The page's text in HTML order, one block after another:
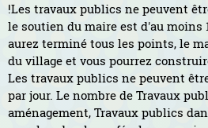
!Les travaux publics ne peuvent
le soutien du maire est d'au moins
aurez terminé tous les points, le
du village et vous pourrez
Les travaux publics ne peuvent
par jour. Le nombre de Travaux
aménagement, Travaux publics